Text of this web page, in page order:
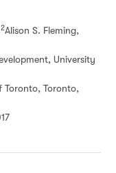
2Alison S. Fleming,
University
Toronto, Toronto,